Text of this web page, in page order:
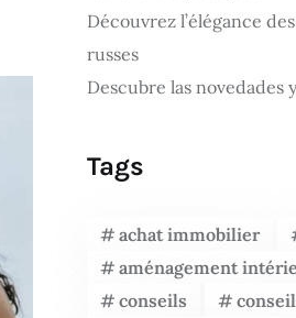
Découvrez l’élégance
russes
Descubre las novedades
Tags
achat immobilier
aménagement
conseils